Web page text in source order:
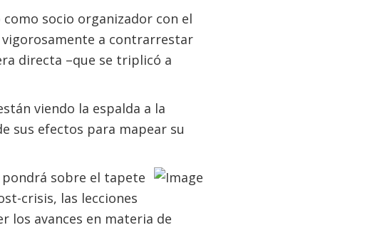
socio organizador con el
a contrarrestar
directa –que se triplicó a
viendo la espalda a la
sus efectos para mapear su
sobre el tapete
crisis, las lecciones
los avances en materia de